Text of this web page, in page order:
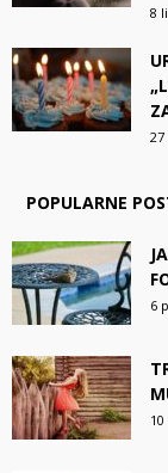
8
27
POPULARNE
6